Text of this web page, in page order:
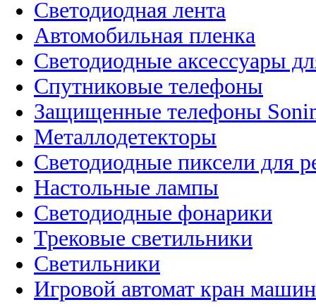
Светодиодная лента
Автомобильная пленка
Светодиодные аксессуары
Спутниковые телефоны
Защищенные телефоны
Металлодетекторы
Светодиодные пиксели для
Настольные лампы
Светодиодные фонарики
Трековые светильники
Светильники
Игровой автомат кран